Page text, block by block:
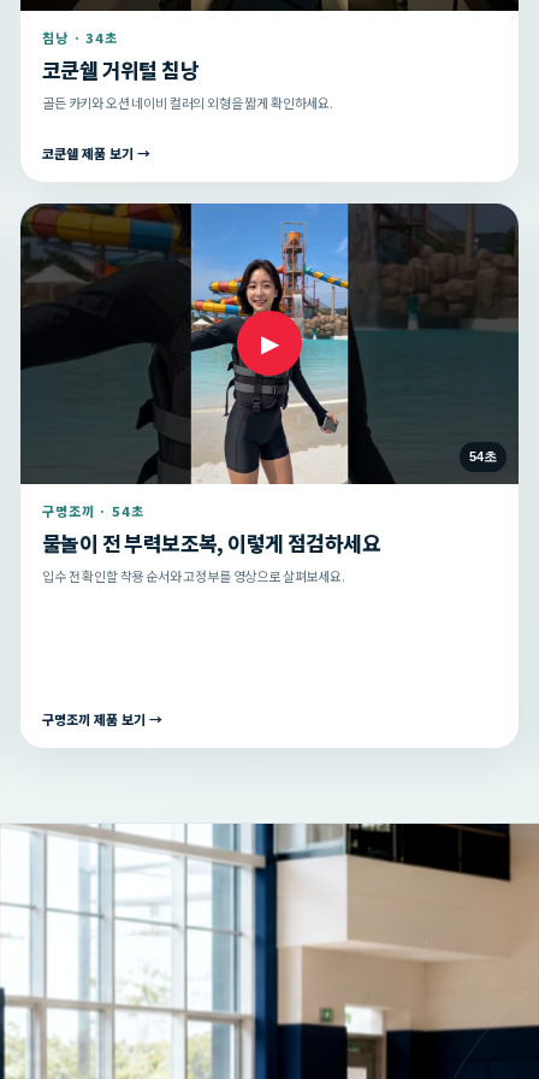
침낭 · 34초
코쿤쉘 거위털 침낭
골든 카키와 오션 네이비 컬러의 외형을 짧게 확인하세요.
코쿤쉘 제품 보기 →
▶
54초
구명조끼 · 54초
물놀이 전 부력보조복, 이렇게 점검하세요
입수 전 확인할 착용 순서와 고정부를 영상으로 살펴보세요.
구명조끼 제품 보기 →